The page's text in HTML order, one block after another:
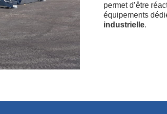
permet d’être
équipements
industrielle.